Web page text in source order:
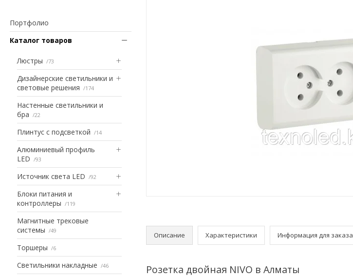
Портфолио
Каталог товаров
Люстры 73
Дизайнерские светильники и
световые решения
174
Настенные светильники и
бра
22
Плинтус с подсветкой 14
Алюминиевый профиль
LED
93
Источник света LED 92
Блоки питания и
контроллеры
119
Магнитные трековые
системы
49
Торшеры 6
Светильники накладные 46
Описание Характеристики Информация для заказа
Розетка двойная NIVO в Алматы